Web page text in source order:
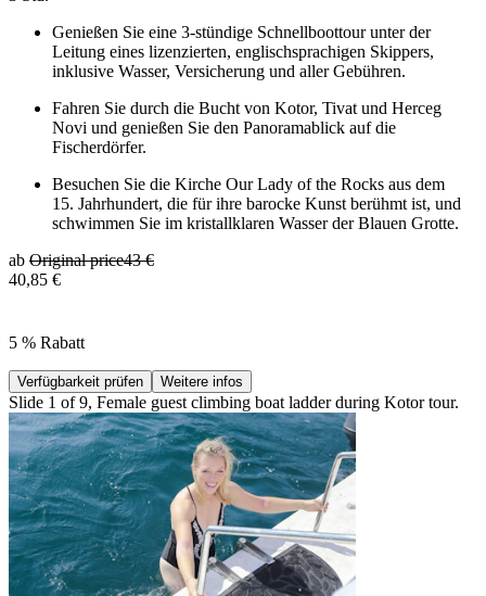
Genießen Sie eine 3-stündige Schnellboottour unter der
Leitung eines lizenzierten, englischsprachigen Skippers,
inklusive Wasser, Versicherung und aller Gebühren.
Fahren Sie durch die Bucht von Kotor, Tivat und Herceg
Novi und genießen Sie den Panoramablick auf die
Fischerdörfer.
Besuchen Sie die Kirche Our Lady of the Rocks aus dem
15. Jahrhundert, die für ihre barocke Kunst berühmt ist, und
schwimmen Sie im kristallklaren Wasser der Blauen Grotte.
ab Original price43 €
40,85 €
5 % Rabatt
Verfügbarkeit prüfen Weitere infos
Slide 1 of 9, Female guest climbing boat ladder during Kotor tour.